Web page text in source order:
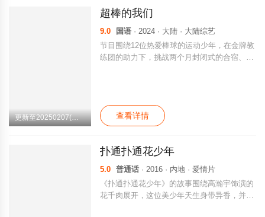
更新至20250207(第11期)集
超棒的我们
9.0 国语 · 2024 · 大陆 · 大陆综艺
节目围绕12位热爱棒球的运动少年，在金牌教
练团的助力下，挑战两个月封闭式的合宿、训
查看详情
扑通扑通花少年
5.0 普通话 · 2016 · 内地 · 爱情片
《扑通扑通花少年》的故事围绕高瀚宇饰演的
花千肉展开，这位美少年天生身带异香，并将